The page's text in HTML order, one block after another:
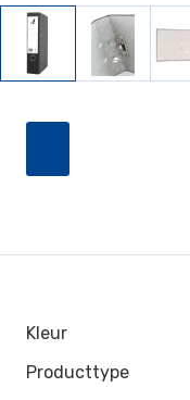
Kleur
Producttype